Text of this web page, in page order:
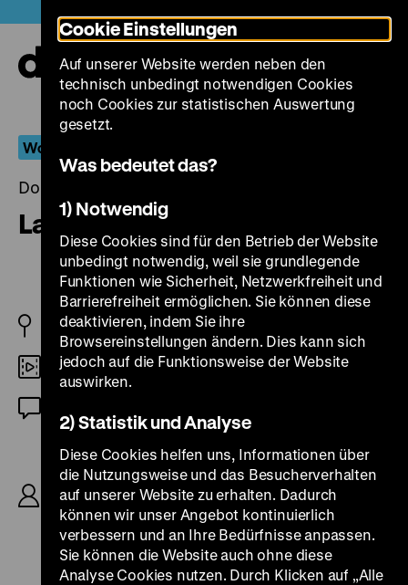
zum
Seiteninhalt
springen
Wohlbrück – Walbrook
Donnerstag, 16. Juli 2020, 19.00 Uhr
La Ronde
FR 1950
35mm
R: Max Ophüls, B: Jacques Natanson, Max Ophüls
nach dem Stück
Der Reigen
von Arthur Schnitzler,
K: Christian Matras, D: Anton Walbrook, Simone
Signoret, Simone Simon, Daniel Gélin, Danielle
Darrieux, Serge Reggiani, Jean-Louis Barrault,
Gérard Philipe, Odette Joyeux, 94‘
Cookie Einstellungen
Auf unserer Website werden neben den
technisch unbedingt notwendigen Cookies
noch Cookies zur statistischen Auswertung
gesetzt.
Was bedeutet das?
1) Notwendig
Diese Cookies sind für den Betrieb der Website
unbedingt notwendig, weil sie grundlegende
Funktionen wie Sicherheit, Netzwerkfreiheit und
Barrierefreiheit ermöglichen. Sie können diese
deaktivieren, indem Sie ihre
Browsereinstellungen ändern. Dies kann sich
jedoch auf die Funktionsweise der Website
auswirken.
2) Statistik und Analyse
Diese Cookies helfen uns, Informationen über
die Nutzungsweise und das Besucherverhalten
auf unserer Website zu erhalten. Dadurch
können wir unser Angebot kontinuierlich
verbessern und an Ihre Bedürfnisse anpassen.
Sie können die Website auch ohne diese
Analyse Cookies nutzen. Durch Klicken auf „Alle